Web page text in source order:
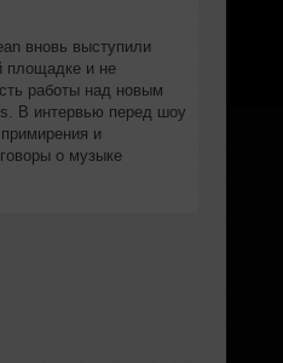
вновь выступили
площадке и не
работы над новым
В интервью перед шоу
и
о музыке